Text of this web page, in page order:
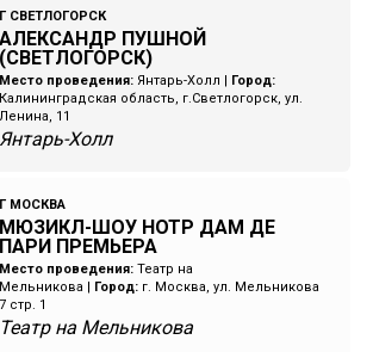
Г СВЕТЛОГОРСК
АЛЕКСАНДР ПУШНОЙ
(СВЕТЛОГОРСК)
Место проведения: Янтарь-Холл
Город:
Калининградская область, г.Светлогорск, ул.
Ленина, 11
Янтарь-Холл
Г МОСКВА
МЮЗИКЛ-ШОУ НОТР ДАМ ДЕ
ПАРИ ПРЕМЬЕРА
Место проведения: Театр на
Мельникова
Город: г. Москва, ул. Мельникова
7 стр. 1
Театр на Мельникова